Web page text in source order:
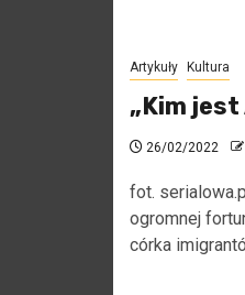
Artykuły Kultura
„Kim
26/02/2022
fot.
ogromnej
córka